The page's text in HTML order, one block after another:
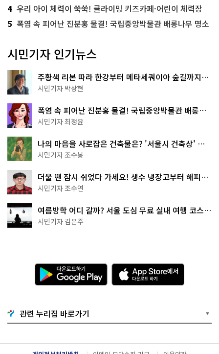
4 우리 아이 체력이 쑥쑥! 클라이밍 키즈카페·어린이 체력장
5 폭염 속 피어난 진분홍 물결! 국립중앙박물관 배롱나무 명소
시민기자 인기뉴스
주황색 리본 따라 한강부터 메타세쿼이아 숲길까지…
서울둘레길 15코스
시민기자 박상현
폭염 속 피어난 진분홍 물결! 국립중앙박물관 배롱나
무 명소
시민기자 최정윤
나의 마음을 사로잡은 건축물은? '서울시 건축상' 수
상작 공개!
시민기자 조수봉
더울 땐 잠시 쉬었다 가세요! 생수 냉장고부터 해피소
·무더위쉼터까지
시민기자 조수연
여름방학 어디 갈까? 서울 도심 무료 실내 여행 코스
추천
시민기자 김은주
다
운
로
기
G
o
g
l
A
p
p
e
서
다
관련 누리집 바로가기